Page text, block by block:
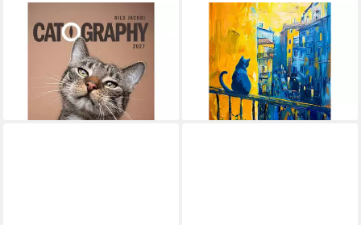
ACKERMANN
Wandkalender Catography
Katzen-Kalender 2027
ab 24,30 €
lieferbar - in 2-3 Werktagen bei dir
RAXXA
Wandkalender Katzen 2026 -
hoch
ab 19,90 €
lieferbar - in 8-10 Werktagen bei